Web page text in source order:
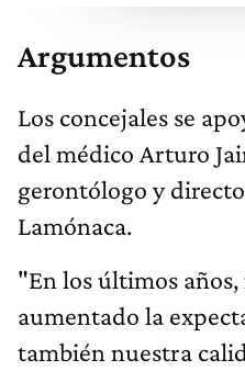
Argumentos
Los concejales se
del médico Arturo
gerontólogo y
Lamónaca.
"En los últimos años,
aumentado la
también nuestra